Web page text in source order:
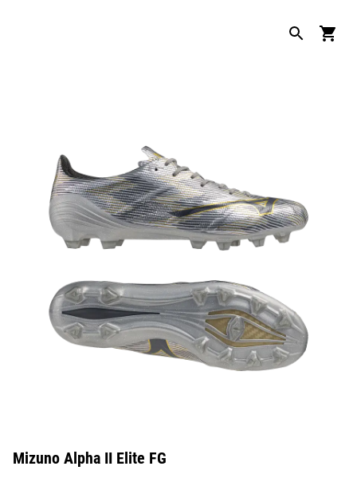
Mizuno Alpha II Elite FG